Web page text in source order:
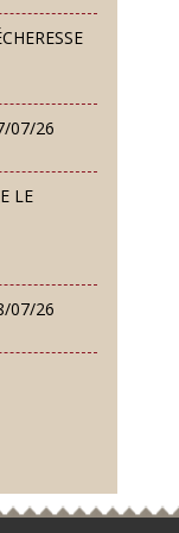
07/26
LE
07/26